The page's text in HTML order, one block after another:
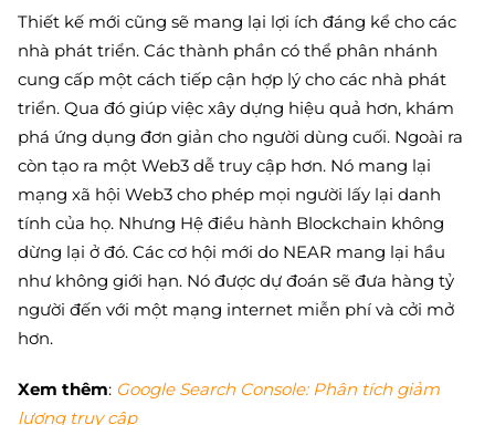
Thiết kế mới cũng sẽ mang lại lợi ích đáng kể cho các
nhà phát triển. Các thành phần có thể phân nhánh
cung cấp một cách tiếp cận hợp lý cho các nhà phát
triển. Qua đó giúp việc xây dựng hiệu quả hơn, khám
phá ứng dụng đơn giản cho người dùng cuối. Ngoài ra
còn tạo ra một Web3 dễ truy cập hơn. Nó mang lại
mạng xã hội Web3 cho phép mọi người lấy lại danh
tính của họ. Nhưng Hệ điều hành Blockchain không
dừng lại ở đó. Các cơ hội mới do NEAR mang lại hầu
như không giới hạn. Nó được dự đoán sẽ đưa hàng tỷ
người đến với một mạng internet miễn phí và cởi mở
hơn.
Xem thêm: Google Search Console: Phân tích giảm
lượng truy cập